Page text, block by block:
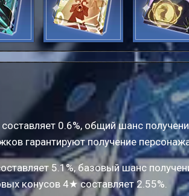
тень Созвучие
ь
0.6%, общий шанс
гарантируют получение
5.1%, базовый шанс
конусов 4★ составляет 2.55%.